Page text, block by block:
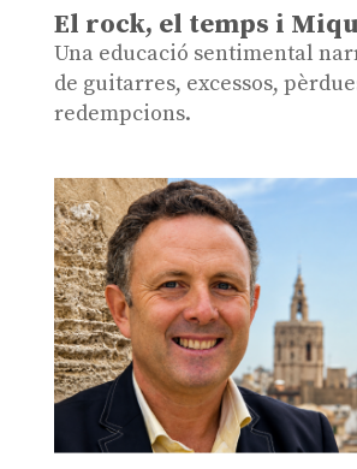
El rock, el temps i
Una educació sentimental
de guitarres, excessos,
redempcions.